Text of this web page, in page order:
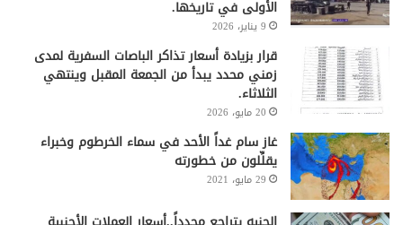
الأولى في تاريخها.
9 يناير، 2026
قرار بزيادة أسعار تذاكر الباصات السفرية لمدى
زمني محدد يبدأ من الجمعة المقبل وينتهي
الثلاثاء.
20 مايو، 2026
غاز سام غداً الأحد في سماء الخرطوم وخبراء
يقلِّلون من خطورته
29 مايو، 2021